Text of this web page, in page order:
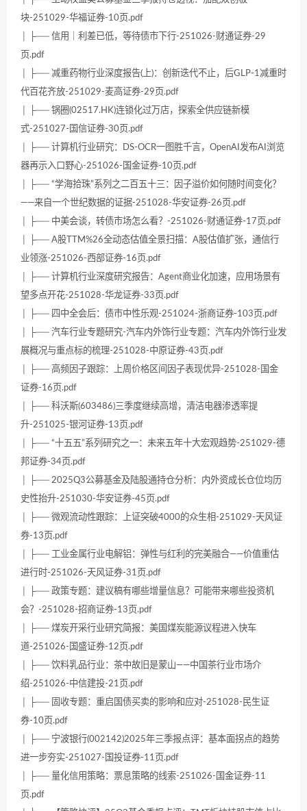
块-251029-华福证券-10页.pdf
│ ├── 信用｜利差已低，等待债市下行-251026-财通证券-29
页.pdf
│ ├── 减重药物行业深度报告(上)：创新迭代不止，后GLP-1减重时
代百花齐放-251029-麦高证券-29页.pdf
│ ├── 锅圈(02517.HK)连锁化过万店，探索全供应链新模
式-251027-国信证券-30页.pdf
│ ├── 计算机行业研究：DS-OCR一图胜千言，OpenAI发布AI浏览
器再示入口野心-251026-国金证券-10页.pdf
│ ├── “学海拾珠”系列之二百五十三：因子溢价如何随时间变化？
——来自一个世纪数据的证据-251028-华安证券-26页.pdf
│ ├── 中美会谈，转债市场怎么看？-251026-财通证券-17页.pdf
│ ├── A股TTM%26全动态估值全景扫描：A股估值扩张，通信行
业领涨-251026-西部证券-16页.pdf
│ ├── 计算机行业深度研究报告：Agent商业化加速，应用场景有
望多点开花-251028-华龙证券-33页.pdf
│ ├── 四中全会后：债市中性乐观-251024-浙商证券-103页.pdf
│ ├── 汽车行业专题研究-汽车内外饰行业专题：汽车内外饰行业发
展概况与重点标的梳理-251028-中原证券-43页.pdf
│ ├── 高频因子跟踪：上周价格区间因子表现优异-251028-国金
证券-16页.pdf
│ ├── 科沃斯(603486)三季度继续高增，清洁电器渗透率提
升-251025-银河证券-13页.pdf
│ ├── “十五五”系列研究之一：未来五年十大宏观趋势-251029-德
邦证券-34页.pdf
│ ├── 2025Q3公募基金及陆股通持仓分析：内外资成长仓位均历
史性抬升-251030-华安证券-45页.pdf
│ ├── 微观流动性跟踪：上证突破4000的众生相-251029-天风证
券-13页.pdf
│ ├── 工业金属行业电解铝：弹性与红利的完美融合——价值重估
进行时-251026-天风证券-31页.pdf
│ ├── 政策专题：建议稿有哪些增量信息？可能带来哪些投资机
会？-251028-招商证券-13页.pdf
│ ├── 煤炭开采行业研究简报：美国煤炭能源议程进入快车
道-251026-国盛证券-12页.pdf
│ ├── 饮料乳品行业：茶中故旧是蒙山——中国茶行业市场介
绍-251026-中信建投-21页.pdf
│ ├── 固收专题：重启国债买卖的影响和应对-251028-民生证
券-10页.pdf
│ ├── 宁波银行(002142)2025年三季报点评：基本面拐点的趋势
进一步夯实-251027-国投证券-11页.pdf
│ ├── 量化信用策略：票息策略的线索-251026-国金证券-11
页.pdf